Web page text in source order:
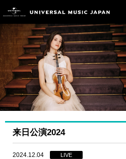
来日公演2024
2024.12.04 LIVE